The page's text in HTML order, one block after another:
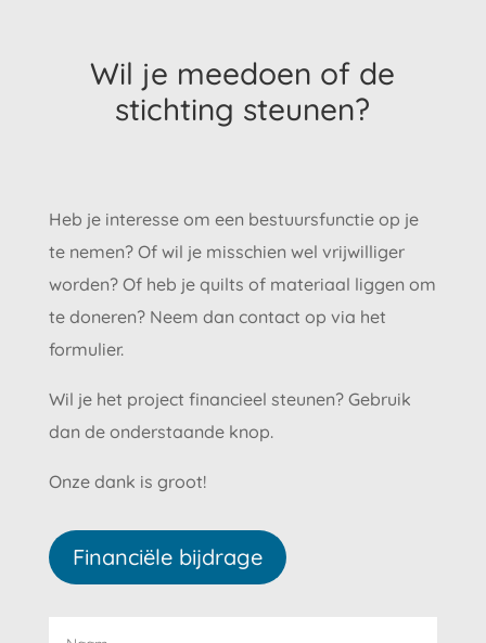
Wil je meedoen of de
stichting steunen?
Heb je interesse om een bestuursfunctie op je
te nemen? Of wil je misschien wel vrijwilliger
worden? Of heb je quilts of materiaal liggen om
te doneren? Neem dan contact op via het
formulier.
Wil je het project financieel steunen? Gebruik
dan de onderstaande knop.
Onze dank is groot!
Financiële bijdrage